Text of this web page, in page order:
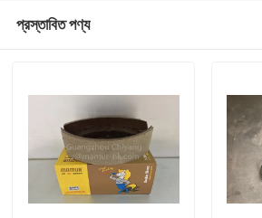
প্রস্তাবিত পণ্য